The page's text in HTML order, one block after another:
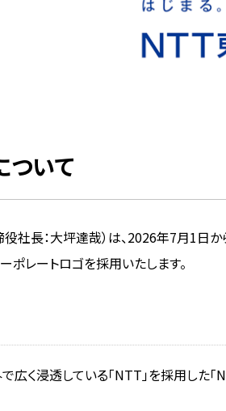
ついて
社長：大坪達哉）は、2026年7月1日
ポレートロゴを採用いたします。
く浸透している「NTT」を採用した